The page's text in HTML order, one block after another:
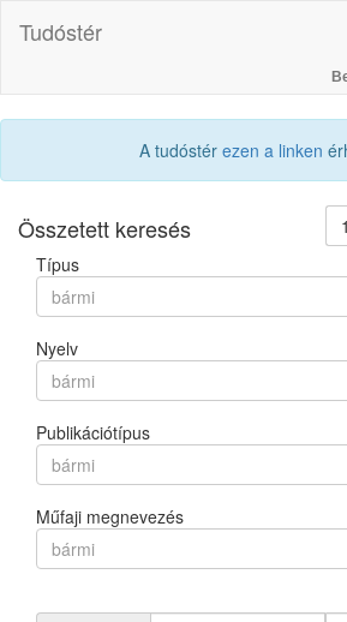
Tudóstér
A tudóstér ezen a linken
Összetett keresés
Típus
bármi
Nyelv
bármi
Publikációtípus
bármi
Műfaji megnevezés
bármi